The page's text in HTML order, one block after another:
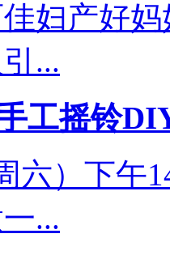
妇产好
...
工摇铃
六）下午
...